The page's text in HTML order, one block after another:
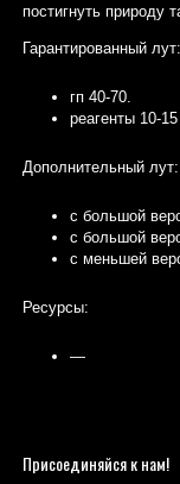
постигнуть природу
Гарантированный лут:
гп 40-70.
реагенты 10-15
Дополнительный лут:
с большой
с большой
с меньшей
Ресурсы:
—
Присоединяйся к нам!